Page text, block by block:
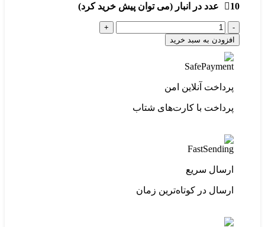
10 عدد در انبار (می توان پیش خرید کرد)
افزودن به سبد خرید
پرداخت آنلاین امن
پرداخت با کارت‌های شتاب
ارسال سریع
ارسال در کوتاه‌ترین زمان